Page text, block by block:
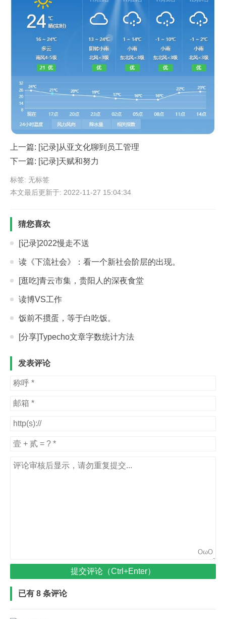
上一篇: [记录]从亚文化聊到员工管理
下一篇: [记录]天赋和努力
标签: 无标签
本文最后更新于: 2022-11-27 15:04:34
猜您喜欢
[记录]2022慢走不送
读《下流社会》：看一个新社会阶层的出现。
[逛吃]青云市集，贵阳人的深夜食堂
读博VS工作
饭前不掼蛋，等于白吃饭。
[分享]Typecho文章字数统计方法
发表评论
OωO
提交评论（Ctrl+Enter）
已有 8 条评论